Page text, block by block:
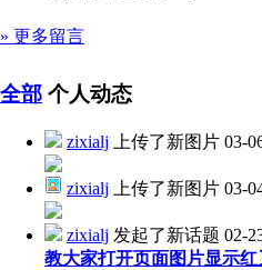
» 更多留言
全部 个人动态
zixialj 上传了新图片 03-
zixialj 上传了新图片 03-
zixialj 发起了新话题 02-
教大家打开页面图片显示